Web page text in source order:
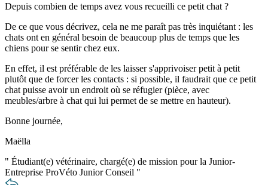
Depuis combien de temps avez vous recueilli ce petit chat ?
De ce que vous décrivez, cela ne me paraît pas très inquiétant : les
chats ont en général besoin de beaucoup plus de temps que les
chiens pour se sentir chez eux.
En effet, il est préférable de les laisser s'apprivoiser petit à petit
plutôt que de forcer les contacts : si possible, il faudrait que ce petit
chat puisse avoir un endroit où se réfugier (pièce, avec
meubles/arbre à chat qui lui permet de se mettre en hauteur).
Bonne journée,
Maëlla
" Étudiant(e) vétérinaire, chargé(e) de mission pour la Junior-
Entreprise ProVéto Junior Conseil "